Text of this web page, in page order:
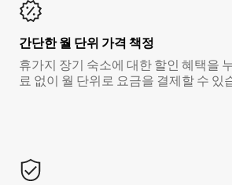
간단한 월 단위 가격 책정
휴가지 장기 숙소에 대한 할인 혜택을
료 없이 월 단위로 요금을 결제할 수 있